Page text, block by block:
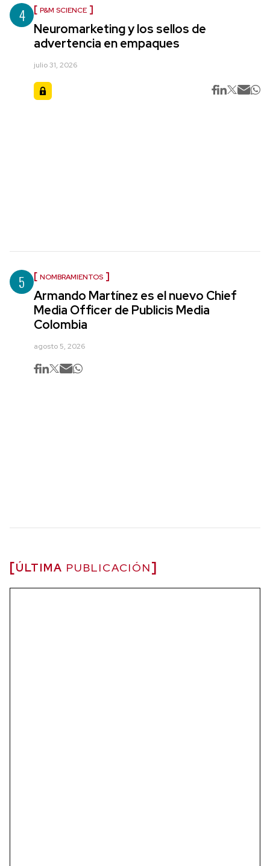
4 P&M SCIENCE
Neuromarketing y los sellos de
advertencia en empaques
julio 31, 2026
5 NOMBRAMIENTOS
Armando Martínez es el nuevo Chief
Media Officer de Publicis Media
Colombia
agosto 5, 2026
ÚLTIMA PUBLICACIÓN